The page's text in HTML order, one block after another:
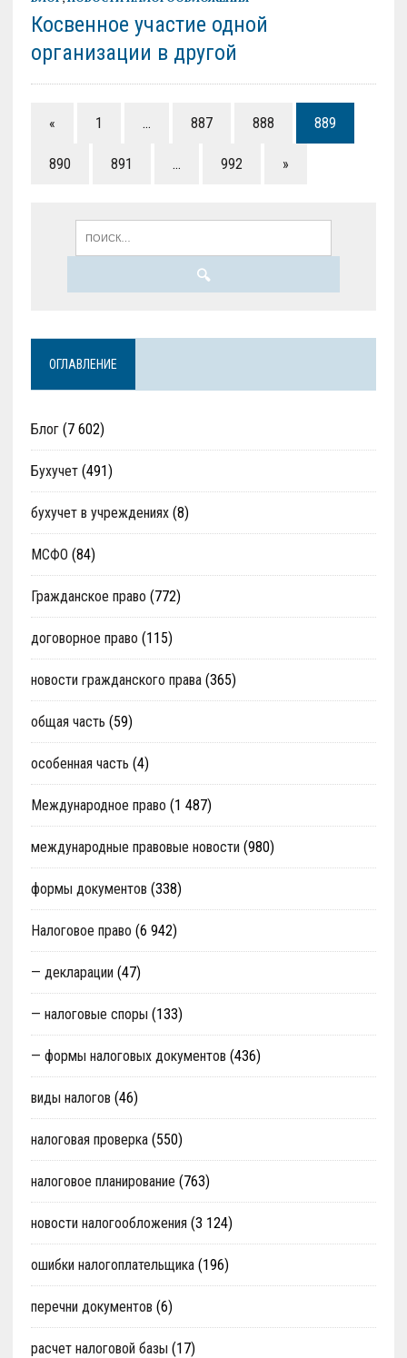
Косвенное участие одной
организации в другой
« 1 … 887 888 889
890 891 … 992 »
ОГЛАВЛЕНИЕ
Блог(7 602)
Бухучет(491)
бухучет в учреждениях(8)
МСФО (84)
Гражданское право (772)
договорное право (115)
новости гражданского права(365)
общая часть (59)
особенная часть (4)
Международное право (1 487)
международные правовые новости (980)
формы документов (338)
Налоговое право (6 942)
— декларации (47)
— налоговые споры (133)
— формы налоговых документов (436)
виды налогов (46)
налоговая проверка(550)
налоговое планирование (763)
новости налогообложения (3 124)
ошибки налогоплательщика(196)
перечни документов (6)
расчет налоговой базы (17)